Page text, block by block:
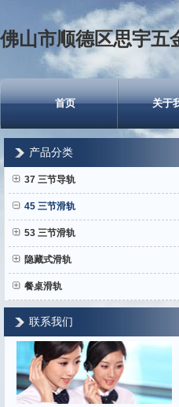
佛山市顺德区思宇五
首页 关于
产品分类
37 三节导轨
45 三节滑轨
53 三节滑轨
隐藏式滑轨
餐桌滑轨
联系我们